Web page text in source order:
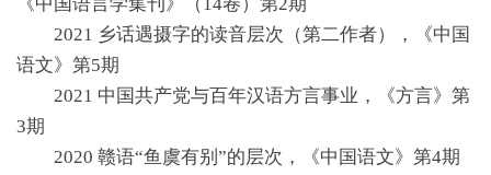
2021 乡话遇摄字的读音层次（第二作者），《中国
语文》第5期
2021 中国共产党与百年汉语方言事业，《方言》第
3期
2020 赣语“鱼虞有别”的层次，《中国语文》第4期